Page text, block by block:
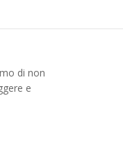
di non
e